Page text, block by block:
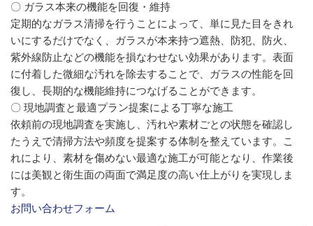
〇 ガラス本来の機能を回復・維持
定期的なガラス清掃を行うことによって、単に見た目をきれ
いにするだけでなく、ガラスが本来持つ遮熱、防犯、防火、
紫外線防止などの機能を損なわせない効果があります。表面
に付着した微細な汚れを除去することで、ガラスの性能を回
復し、長期的な機能維持につなげることができます。
〇 現地調査と最適プラン提案による丁寧な施工
依頼前の現地調査を実施し、汚れや素材ごとの状態を確認し
たうえで清掃方法や頻度を提案する体制を整えています。こ
れにより、素材を傷めない最適な施工が可能となり、作業後
には美観と衛生面の両面で満足度の高い仕上がりを実現しま
す。
お問い合わせフォーム